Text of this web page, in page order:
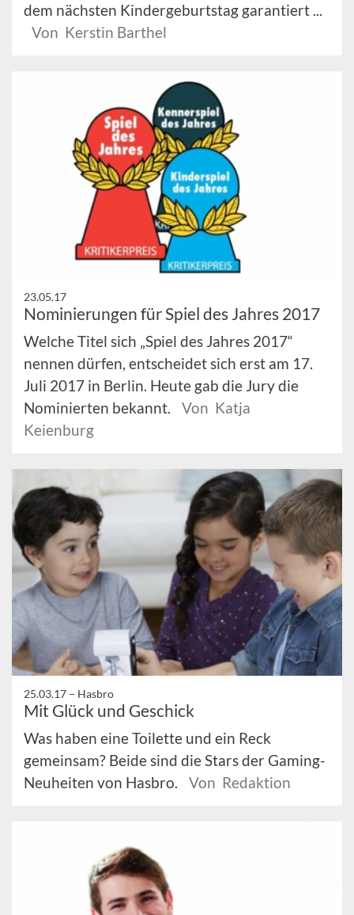
dem nächsten Kindergeburtstag garantiert ...
Von Kerstin Barthel
23.05.17
Nominierungen für Spiel des Jahres 2017
Welche Titel sich „Spiel des Jahres 2017“
nennen dürfen, entscheidet sich erst am 17.
Juli 2017 in Berlin. Heute gab die Jury die
Nominierten bekannt.
Von Katja
Keienburg
25.03.17 – Hasbro
Mit Glück und Geschick
Was haben eine Toilette und ein Reck
gemeinsam? Beide sind die Stars der Gaming-
Neuheiten von Hasbro.
Von Redaktion